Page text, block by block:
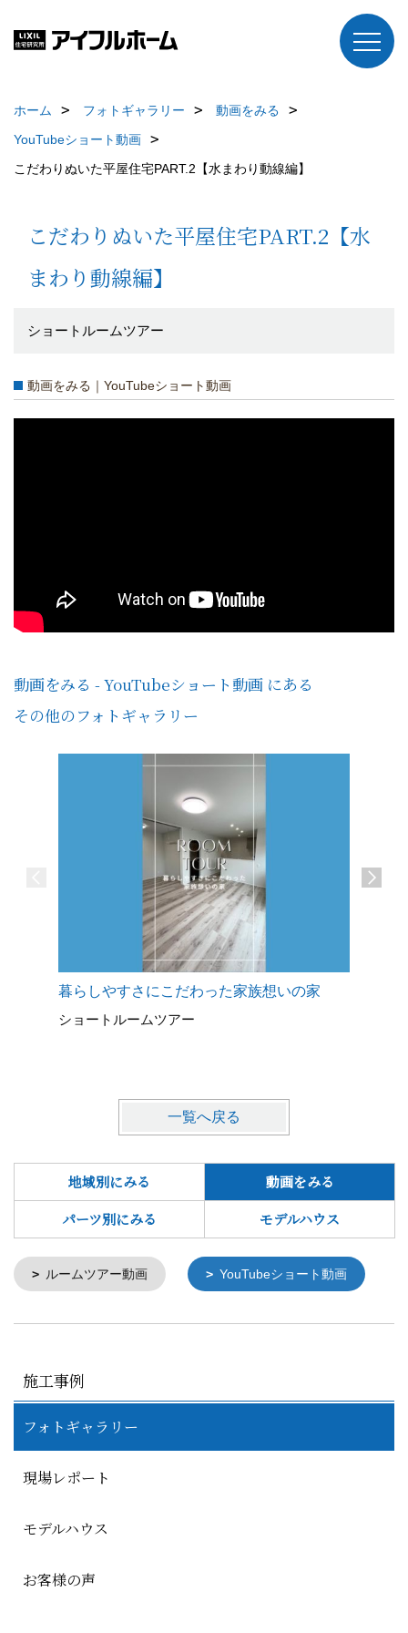
ホーム フォトギャラリー
動画をみる
YouTubeショート動画
こだわりぬいた平屋住宅PART.2【水まわり動線編】
こだわりぬいた平屋住宅PART.2【水
まわり動線編】
ショートルームツアー
動画をみる｜YouTubeショート動画
動画をみる - YouTubeショート動画 にある
その他のフォトギャラリー
暮らしやすさにこだわった家族想いの家
ショートルームツアー
一覧へ戻る
地域別にみる
動画をみる
パーツ別にみる
モデルハウス
ルームツアー動画 YouTubeショート動画
施工事例
フォトギャラリー
現場レポート
モデルハウス
お客様の声